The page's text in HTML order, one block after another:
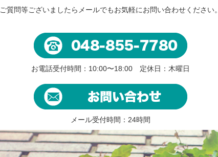
ご質問等ございましたらメールでもお気軽にお問い合わせください。
お電話受付時間：10:00〜18:00 定休日：木曜日
メール受付時間：24時間